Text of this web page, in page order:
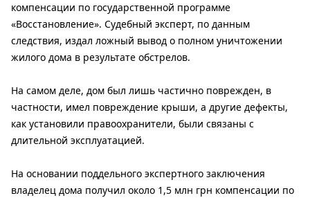
компенсации по государственной программе
«Восстановление». Судебный эксперт, по данным
следствия, издал ложный вывод о полном уничтожении
жилого дома в результате обстрелов.
На самом деле, дом был лишь частично поврежден, в
частности, имел повреждение крыши, а другие дефекты,
как установили правоохранители, были связаны с
длительной эксплуатацией.
На основании поддельного экспертного заключения
владелец дома получил около 1,5 млн грн компенсации по